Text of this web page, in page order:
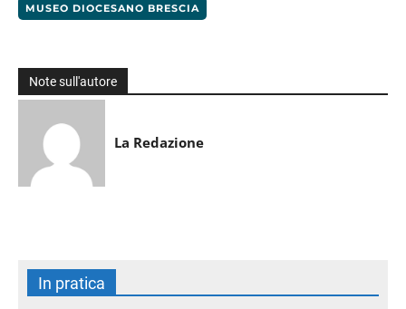
MUSEO DIOCESANO BRESCIA
Note sull'autore
La Redazione
In pratica